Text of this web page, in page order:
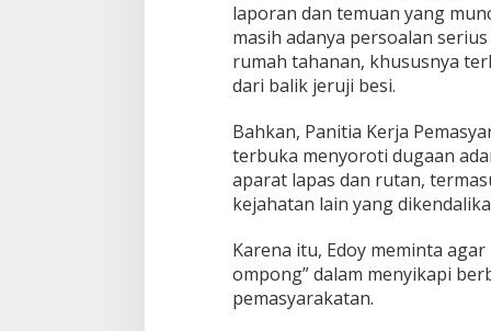
laporan dan temuan yang
masih adanya persoalan
rumah tahanan, khususnya
dari balik jeruji besi.
Bahkan, Panitia Kerja
terbuka menyoroti dugaan
aparat lapas dan rutan,
kejahatan lain yang
Karena itu, Edoy meminta
ompong” dalam menyikapi
pemasyarakatan.